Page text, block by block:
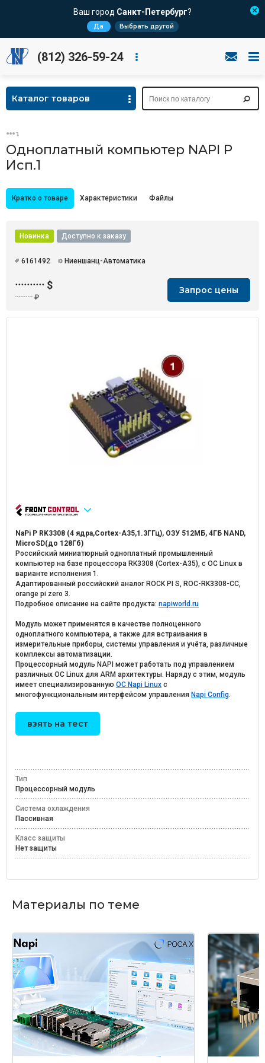
Ваш город Санкт-Петербург?
Да Выбрать другой
(812) 326-59-24
Каталог товаров
Одноплатный компьютер NAPI P
Исп.1
Кратко о товаре Характеристики Файлы
Новинка Доступно к заказу
6161492 Ниеншанц-Автоматика
·········· $
·········· ₽
Запрос цены
NaPi P RK3308 (4 ядра,Cortex-A35,1.3ГГц), ОЗУ 512МБ, 4ГБ NAND,
MicroSD(до 128Гб)
Российский миниатюрный одноплатный промышленный
компьютер на базе процессора RK3308 (Cortex-A35), c ОС Linux в
варианте исполнения 1.
Адаптированный российский аналог ROCK PI S, ROC-RK3308-CC,
orange pi zero 3.
Подробное описание на сайте продукта: napiworld.ru
Модуль может применятся в качестве полноценного
одноплатного компьютера, а также для встраивания в
измерительные приборы, системы управления и учёта, различные
комплексы автоматизации.
Процессорный модуль NAPI может работать под управлением
различных ОС Linux для ARM архитектуры. Наряду с этим, модуль
имеет специализированную ОС Napi Linux с
многофункциональным интерфейсом управления Napi Config.
взять на тест
Тип
Процессорный модуль
Система охлаждения
Пассивная
Класс защиты
Нет защиты
Материалы по теме